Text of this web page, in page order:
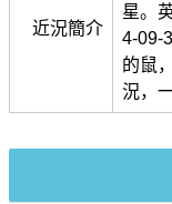
近況簡介
星。
4-09-
的鼠
況，